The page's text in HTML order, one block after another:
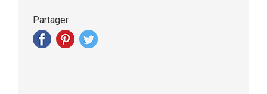
Partager